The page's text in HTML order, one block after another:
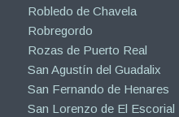
Robledo de Chavela
Robregordo
Rozas de Puerto Real
San Agustín del Guadalix
San Fernando de Henares
San Lorenzo de El Escorial